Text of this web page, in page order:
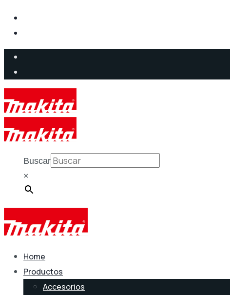
Buscar
×
Home
Productos
Accesorios